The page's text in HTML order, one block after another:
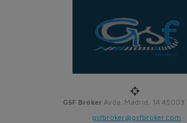
GSF Bróker Avda. Madrid, 14 45003
gsfbroker@gsfbroker.com